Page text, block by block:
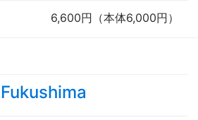
6,600円（本体6,000円）